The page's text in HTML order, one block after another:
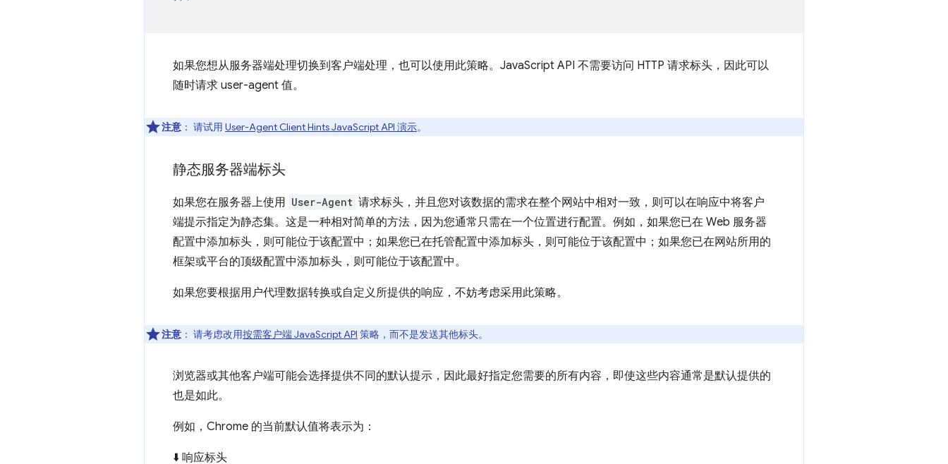
如果您想从服务器端处理切换到客户端处理，也可以使用此策略。JavaScript API 不需要访问 HTTP 请求标头，因此可以
随时请求 user-agent 值。
注意 ： 请试用 User-Agent Client Hints JavaScript API 演示。
静态服务器端标头
如果您在服务器上使用 User-Agent 请求标头，并且您对该数据的需求在整个网站中相对一致，则可以在响应中将客户
端提示指定为静态集。这是一种相对简单的方法，因为您通常只需在一个位置进行配置。例如，如果您已在 Web 服务器
配置中添加标头，则可能位于该配置中；如果您已在托管配置中添加标头，则可能位于该配置中；如果您已在网站所用的
框架或平台的顶级配置中添加标头，则可能位于该配置中。
如果您要根据用户代理数据转换或自定义所提供的响应，不妨考虑采用此策略。
注意 ： 请考虑改用按需客户端 JavaScript API 策略，而不是发送其他标头。
浏览器或其他客户端可能会选择提供不同的默认提示，因此最好指定您需要的所有内容，即使这些内容通常是默认提供的
也是如此。
例如，Chrome 的当前默认值将表示为：
⬇️ 响应标头